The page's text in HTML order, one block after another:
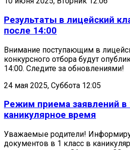
Результаты в лицейский
после 14:00
Внимание поступающим в
конкурсного отбора будут
14:00. Следите за обновлениями!
24 мая 2025, Суббота 12:05
Режим приема заявлений в
каникулярное время
Уважаемые родители!
документов в 1 класс в